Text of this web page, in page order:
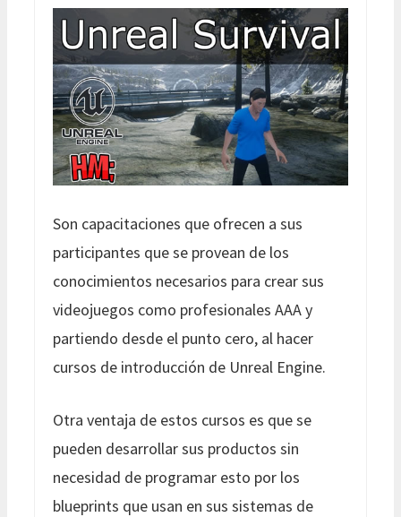
Son capacitaciones que ofrecen a sus
participantes que se provean de los
conocimientos necesarios para crear sus
videojuegos como profesionales AAA y
partiendo desde el punto cero, al hacer
cursos de introducción de Unreal Engine.
Otra ventaja de estos cursos es que se
pueden desarrollar sus productos sin
necesidad de programar esto por los
blueprints que usan en sus sistemas de